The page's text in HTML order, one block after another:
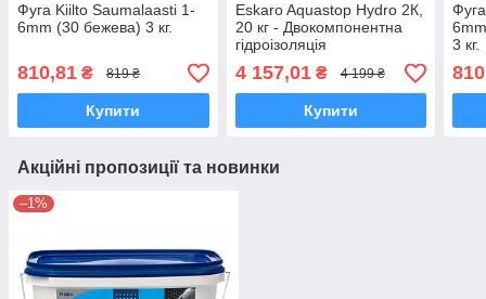
Фуга Kiilto Saumalaasti 1-
6mm (30 бежева) 3 кг.
810,81 ₴ 819 ₴
Купити
Eskaro Aquastop Hydro 2К,
20 кг - Двокомпонентна
гідроізоляція
4 157,01₴ 4 199 ₴
Купити
3 кг.
Акційні пропозиції та новинки
–1%